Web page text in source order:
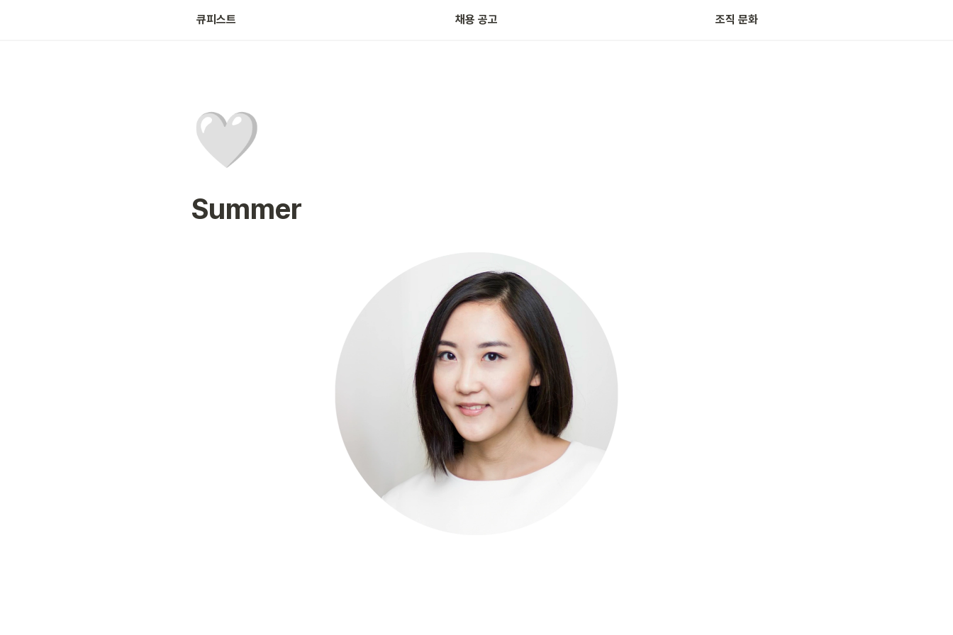
큐피스트 채용 공고 조직 문화
🤍
Summer